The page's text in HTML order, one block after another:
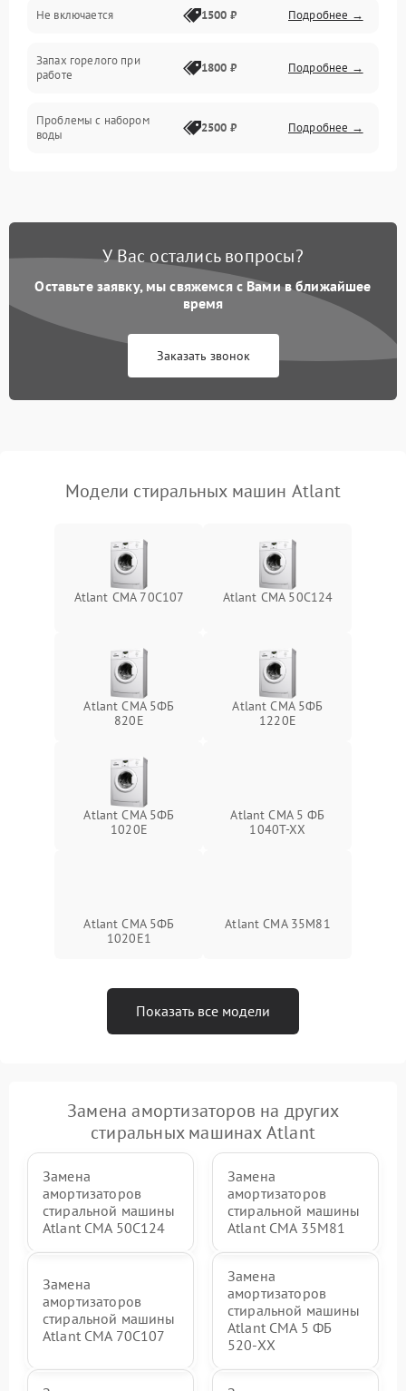
Не включается 1500 ₽ Подробнее →
Запах горелого при
работе
1800 ₽ Подробнее →
Проблемы с набором
воды
2500 ₽ Подробнее →
Замена платы управления 2200 ₽ Подробнее →
У Вас остались вопросы?
Оставьте заявку, мы свяжемся с Вами в ближайшее
время
Заказать звонок
Модели стиральных машин Atlant
Atlant СМА 70C107 Atlant СМА 50С124
Atlant СМА 5ФБ
820Е
Atlant СМА 5ФБ
1220Е
Atlant СМА 5ФБ
1020Е
Atlant СМА 5 ФБ
1040Т-ХХ
Atlant СМА 5ФБ
1020Е1
Atlant СМА 35М81
Показать все модели
Замена амортизаторов на других
стиральных машинах Atlant
Замена
амортизаторов
стиральной машины
Atlant СМА 50С124
Замена
амортизаторов
стиральной машины
Atlant СМА 35М81
Замена
амортизаторов
стиральной машины
Atlant СМА 70C107
Замена
амортизаторов
стиральной машины
Atlant СМА 5 ФБ
520-ХХ